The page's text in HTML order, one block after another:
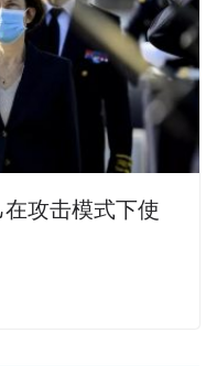
攻击模式下使